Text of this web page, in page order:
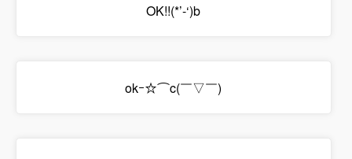
OK!!(*’-‘)b
okｰ☆⌒c(￣▽￣)